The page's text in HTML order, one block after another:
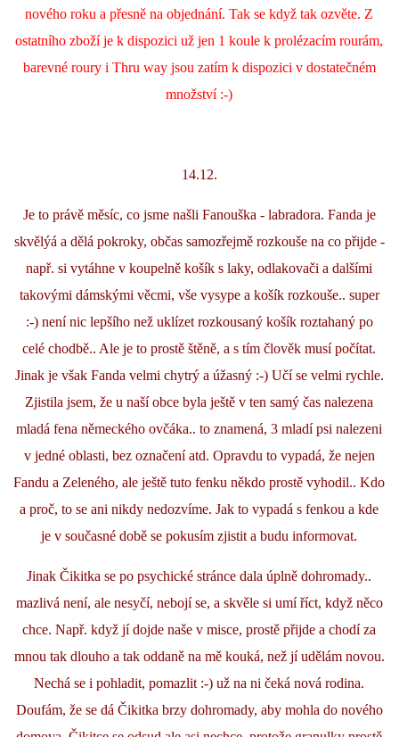
nového roku a přesně na objednání. Tak se když tak ozvěte. Z
ostatního zboží je k dispozici už jen 1 koule k prolézacím rourám,
barevné roury i Thru way jsou zatím k dispozici v dostatečném
množství :-)
14.12.
Je to právě měsíc, co jsme našli Fanouška - labradora. Fanda je
skvělýá a dělá pokroky, občas samozřejmě rozkouše na co přijde -
např. si vytáhne v koupelně košík s laky, odlakovači a dalšími
takovými dámskými věcmi, vše vysype a košík rozkouše.. super
:-) není nic lepšího než uklízet rozkousaný košík roztahaný po
celé chodbě.. Ale je to prostě štěně, a s tím člověk musí počítat.
Jinak je však Fanda velmi chytrý a úžasný :-) Učí se velmi rychle.
Zjistila jsem, že u naší obce byla ještě v ten samý čas nalezena
mladá fena německého ovčáka.. to znamená, 3 mladí psi nalezeni
v jedné oblasti, bez označení atd. Opravdu to vypadá, že nejen
Fandu a Zeleného, ale ještě tuto fenku někdo prostě vyhodil.. Kdo
a proč, to se ani nikdy nedozvíme. Jak to vypadá s fenkou a kde
je v současné době se pokusím zjistit a budu informovat.
Jinak Čikitka se po psychické stránce dala úplně dohromady..
mazlivá není, ale nesyčí, nebojí se, a skvěle si umí říct, když něco
chce. Např. když jí dojde naše v misce, prostě přijde a chodí za
mnou tak dlouho a tak oddaně na mě kouká, než jí udělám novou.
Nechá se i pohladit, pomazlit :-) už na ni čeká nová rodina.
Doufám, že se dá Čikitka brzy dohromady, aby mohla do nového